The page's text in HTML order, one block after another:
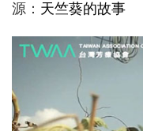
源： 天竺葵的故事